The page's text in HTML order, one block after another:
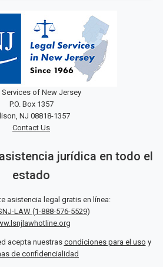
Services of New Jersey
P.O. Box 1357
NJ 08818-1357
Contact Us
jurídica en todo el
estado
asistencia legal gratis en línea:
LAW (1-888-576-5529)
acepta nuestras condiciones para el uso y
de confidencialidad